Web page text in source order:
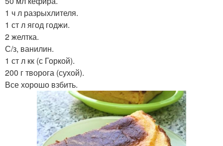
1 ч л разрыхлителя.
1 ст л ягод годжи.
2 желтка.
С/з, ванилин.
1 ст л кк (с Горкой).
200 г творога (сухой).
Все хорошо взбить.